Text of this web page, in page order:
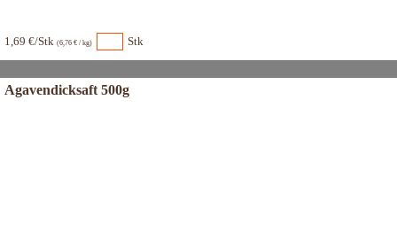
1,69 €/Stk (6,76 € / kg) Stk
Agavendicksaft 500g